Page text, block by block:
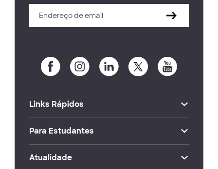
Links Rápidos
Para Estudantes
Atualidade